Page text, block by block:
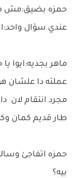
حمزه بضيق:مش
عندي سؤال
ماهر بجديه:ايوا
عملته دا
مجرد انتقام لان
طار قديم كمان
حمزه اتفاجئ
بيه؟